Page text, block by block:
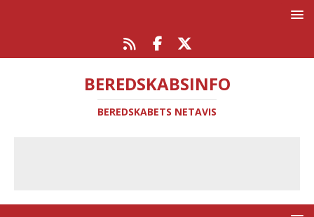
BEREDSKABSINFO
BEREDSKABETS NETAVIS